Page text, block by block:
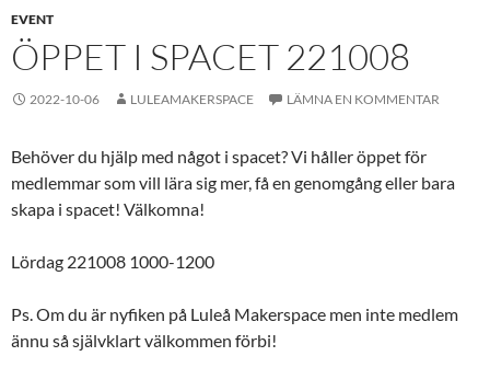
EVENT
ÖPPET I SPACET 221008
2022-10-06 LULEAMAKERSPACE LÄMNA EN KOMMENTAR
Behöver du hjälp med något i spacet? Vi håller öppet för
medlemmar som vill lära sig mer, få en genomgång eller bara
skapa i spacet! Välkomna!
Lördag 221008 1000-1200
Ps. Om du är nyfiken på Luleå Makerspace men inte medlem
ännu så självklart välkommen förbi!